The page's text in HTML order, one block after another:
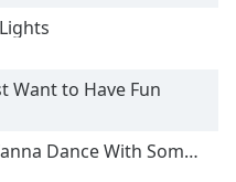
Want to Have Fun
Dance With Somebody